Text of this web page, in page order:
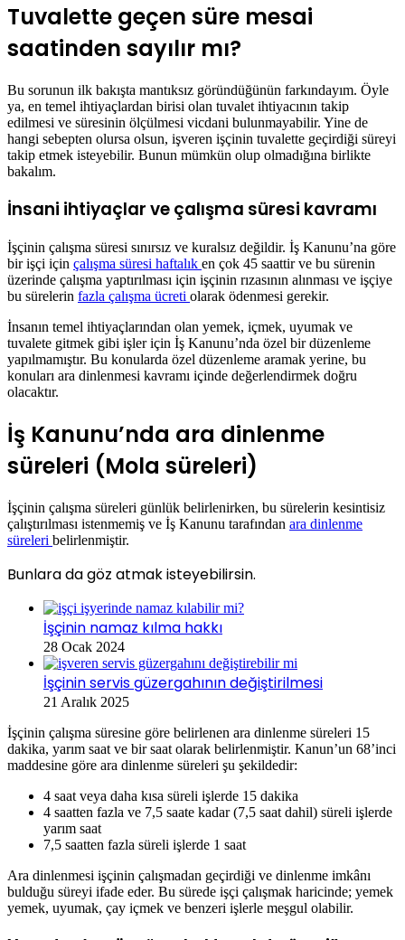
Tuvalette geçen süre mesai
saatinden sayılır mı?
Bu sorunun ilk bakışta mantıksız göründüğünün farkındayım. Öyle
ya, en temel ihtiyaçlardan birisi olan tuvalet ihtiyacının takip
edilmesi ve süresinin ölçülmesi vicdani bulunmayabilir. Yine de
hangi sebepten olursa olsun, işveren işçinin tuvalette geçirdiği süreyi
takip etmek isteyebilir. Bunun mümkün olup olmadığına birlikte
bakalım.
İnsani ihtiyaçlar ve çalışma süresi kavramı
İşçinin çalışma süresi sınırsız ve kuralsız değildir. İş Kanunu’na göre
bir işçi için çalışma süresi haftalık en çok 45 saattir ve bu sürenin
üzerinde çalışma yaptırılması için işçinin rızasının alınması ve işçiye
bu sürelerin fazla çalışma ücreti olarak ödenmesi gerekir.
İnsanın temel ihtiyaçlarından olan yemek, içmek, uyumak ve
tuvalete gitmek gibi işler için İş Kanunu’nda özel bir düzenleme
yapılmamıştır. Bu konularda özel düzenleme aramak yerine, bu
konuları ara dinlenmesi kavramı içinde değerlendirmek doğru
olacaktır.
İş Kanunu’nda ara dinlenme
süreleri (Mola süreleri)
İşçinin çalışma süreleri günlük belirlenirken, bu sürelerin kesintisiz
çalıştırılması istenmemiş ve İş Kanunu tarafından ara dinlenme
süreleri belirlenmiştir.
Bunlara da göz atmak isteyebilirsin.
İşçinin namaz kılma hakkı
28 Ocak 2024
İşçinin servis güzergahının değiştirilmesi
21 Aralık 2025
İşçinin çalışma süresine göre belirlenen ara dinlenme süreleri 15
dakika, yarım saat ve bir saat olarak belirlenmiştir. Kanun’un 68’inci
maddesine göre ara dinlenme süreleri şu şekildedir:
4 saat veya daha kısa süreli işlerde 15 dakika
4 saatten fazla ve 7,5 saate kadar (7,5 saat dahil) süreli işlerde
yarım saat
7,5 saatten fazla süreli işlerde 1 saat
Ara dinlenmesi işçinin çalışmadan geçirdiği ve dinlenme imkânı
bulduğu süreyi ifade eder. Bu sürede işçi çalışmak haricinde; yemek
yemek, uyumak, çay içmek ve benzeri işlerle meşgul olabilir.